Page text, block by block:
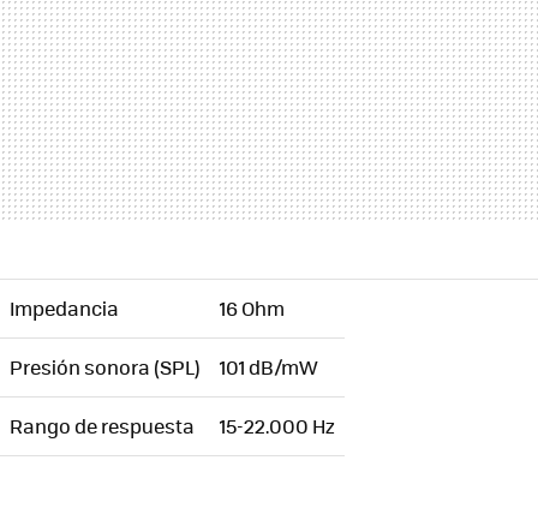
Impedancia 16 Ohm
Presión sonora (SPL) 101 dB/mW
Rango de respuesta 15-22.000 Hz